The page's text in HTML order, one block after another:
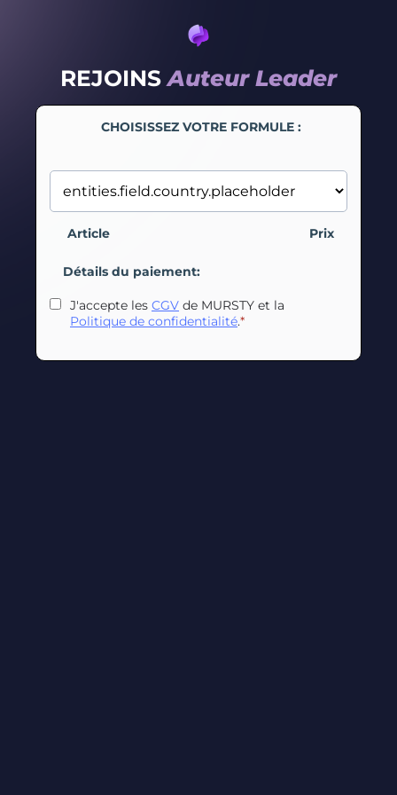
REJOINSAuteur Leader
CHOISISSEZ VOTRE FORMULE :
Article Prix
Détails du paiement:
J'accepte les CGV de MURSTY et la
Politique de confidentialité.*